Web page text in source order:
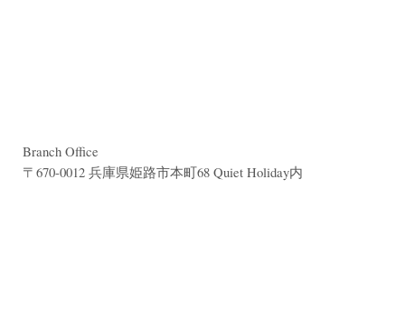
Branch Office
〒670-0012 兵庫県姫路市本町68 Quiet Holiday内